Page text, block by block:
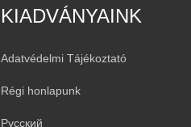
KIADVÁNYAINK
Adatvédelmi Tájékoztató
Régi honlapunk
Русский